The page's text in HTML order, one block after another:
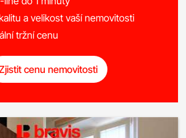
a velikost vaší nemovitosti
tržní cenu
cenu nemovitosti